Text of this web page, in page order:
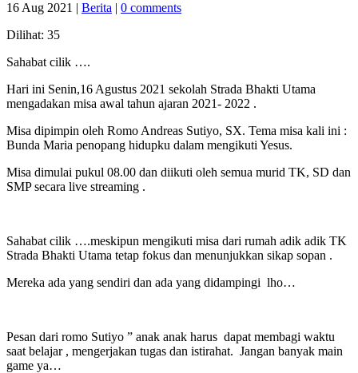
16 Aug 2021 | Berita | 0 comments
Dilihat: 35
Sahabat cilik ….
Hari ini Senin,16 Agustus 2021 sekolah Strada Bhakti Utama
mengadakan misa awal tahun ajaran 2021- 2022 .
Misa dipimpin oleh Romo Andreas Sutiyo, SX. Tema misa kali ini :
Bunda Maria penopang hidupku dalam mengikuti Yesus.
Misa dimulai pukul 08.00 dan diikuti oleh semua murid TK, SD dan
SMP secara live streaming .
Sahabat cilik ….meskipun mengikuti misa dari rumah adik adik TK
Strada Bhakti Utama tetap fokus dan menunjukkan sikap sopan .
Mereka ada yang sendiri dan ada yang didampingi lho…
Pesan dari romo Sutiyo ” anak anak harus dapat membagi waktu
saat belajar , mengerjakan tugas dan istirahat. Jangan banyak main
game ya…